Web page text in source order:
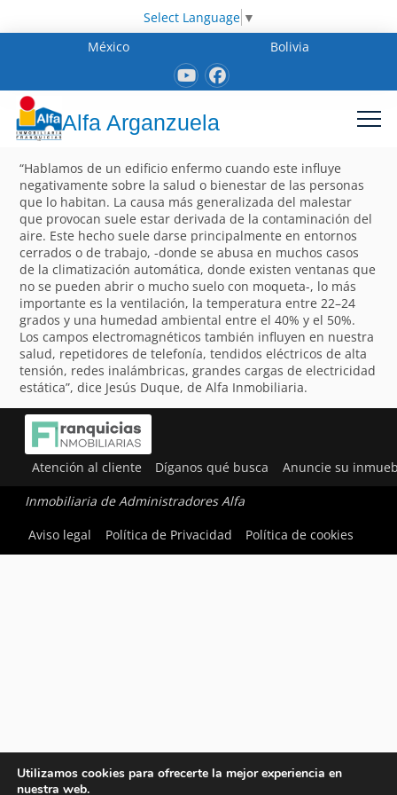
Select Language ▼
México
Bolivia
Alfa Arganzuela
“Hablamos de un edificio enfermo cuando este influye
negativamente sobre la salud o bienestar de las personas
que lo habitan. La causa más generalizada del malestar
que provocan suele estar derivada de la contaminación del
aire. Este hecho suele darse principalmente en entornos
cerrados o de trabajo, -donde se abusa en muchos casos
de la climatización automática, donde existen ventanas que
no se pueden abrir o mucho suelo con moqueta-, lo más
importante es la ventilación, la temperatura entre 22–24
grados y una humedad ambiental entre el 40% y el 50%.
Los campos electromagnéticos también influyen en nuestra
salud, repetidores de telefonía, tendidos eléctricos de alta
tensión, redes inalámbricas, grandes cargas de electricidad
estática”, dice Jesús Duque, de Alfa Inmobiliaria.
Atención al cliente Díganos qué busca Anuncie su
Inmobiliaria de Administradores Alfa
Aviso legal
Política de Privacidad Política de cookies
Utilizamos cookies para ofrecerte la mejor experiencia en
nuestra web.